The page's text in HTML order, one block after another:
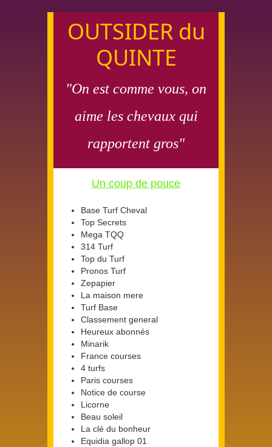
OUTSIDER du
QUINTE
"On est comme vous, on
aime les chevaux qui
rapportent gros"
Un coup de pouce
Base Turf Cheval
Top Secrets
Mega TQQ
314 Turf
Top du Turf
Pronos Turf
Zepapier
La maison mere
Turf Base
Classement general
Heureux abonnés
Minarik
France courses
4 turfs
Paris courses
Notice de course
Licorne
Beau soleil
La clé du bonheur
Equidia gallop 01